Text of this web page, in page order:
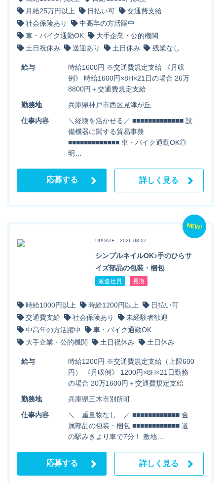
月給25万円以上
日払い可
交通費支給
社会保険あり
中高年の方活躍中
車・バイク通勤OK
大手企業・公的機関
土日祝休み
送迎あり 土日休み 残業なし
給与
時給1600円 ※交通費規定支給 《月収
例》 時給1600円×8H×21日の場合 26万
8800円＋交通費規定支給
勤務地
兵庫県神戸市西区見津が丘
仕事内容
＼経験を活かせる／ ■■■■■■■■■■■■■ 設
備機器に関する貿易事務
■■■■■■■■■■■■■ 車・バイク通勤OK◎
明…
応募する 詳しく見る
NEW!
UPDATE：2026.08.07
シンプルネイルOK♪手のひらサ
イズ部品の包装・梱包
派遣社員 長期
時給1000円以上 時給1200円以上
日払い可
交通費支給
社会保険あり
未経験者歓迎
中高年の方活躍中
車・バイク通勤OK
大手企業・公的機関
土日祝休み 土日休み
給与
時給1200円 ※交通費規定支給（上限600
円） 《月収例》 1200円×8H×21日勤務
の場合 20万1600円＋交通費規定支給
勤務地
兵庫県三木市別所町
仕事内容
＼ 重量物なし ／ ■■■■■■■■■■■■ 金
属部品の包装・梱包 ■■■■■■■■■■■■ 道
の駅みきより車で7分！ 敷地…
応募する 詳しく見る